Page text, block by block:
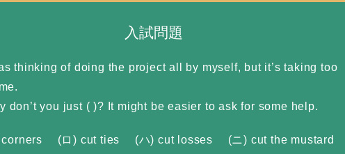
入試問題
thinking of doing the project all by myself, but it’s taking too
don’t you just ( )? It might be easier to ask for some help.
corners (ロ) cut ties (ハ) cut losses (ニ) cut the mustard